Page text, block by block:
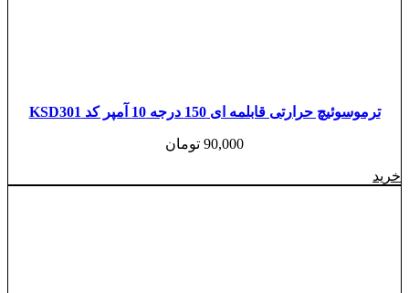
ترموسوئیچ حرارتی قابلمه ای 150 درجه 10 آمپر کد KSD301
90,000 تومان
خرید